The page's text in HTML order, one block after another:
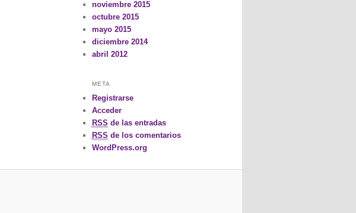
noviembre 2015
octubre 2015
mayo 2015
diciembre 2014
abril 2012
META
Registrarse
Acceder
RSS de las entradas
RSS de los comentarios
WordPress.org